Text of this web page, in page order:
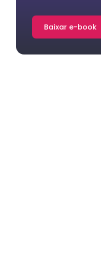
Baixar e-book